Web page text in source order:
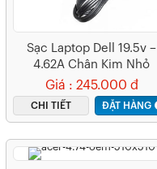
Sạc Laptop Dell 19.5v –
4.62A Chân Kim Nhỏ
Giá : 245.000 đ
CHI TIẾT ĐẶT HÀNG